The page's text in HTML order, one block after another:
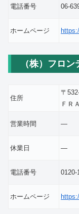
電話番号 06-
ホームページ
（株）フロン
住所
〒
ＦＲ
営業時間 ―
休業日 ―
電話番号 0120-
ホームページ